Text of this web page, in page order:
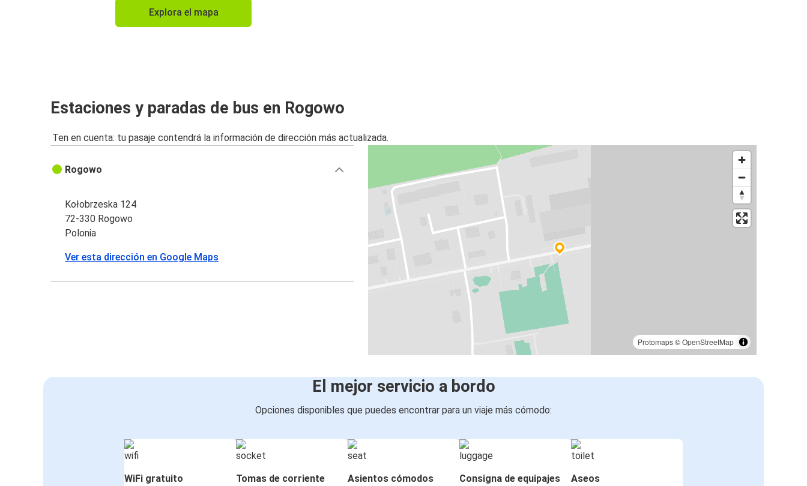
Explora el mapa
Estaciones y paradas de bus en Rogowo
Ten en cuenta: tu pasaje contendrá la información de dirección más actualizada.
Protomaps©OpenStreetMap
Rogowo
Kołobrzeska 124
72-330 Rogowo
Polonia
Ver esta dirección en Google Maps
El mejor servicio a bordo
Opciones disponibles que puedes encontrar para un viaje más cómodo:
WiFi gratuito Tomas de corriente Asientos cómodos Consigna de equipajes Aseos